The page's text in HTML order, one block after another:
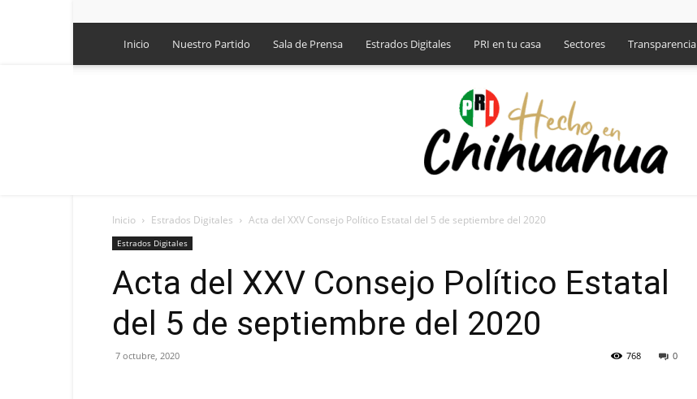
Inicio Nuestro Partido Sala de Prensa Estrados Digitales PRI en tu casa Sectores Transparencia
Inicio Estrados Digitales Acta del XXV Consejo Político Estatal del 5 de septiembre del 2020
Estrados Digitales
Acta del XXV Consejo Político Estatal
del 5 de septiembre del 2020
7 octubre, 2020 0
768